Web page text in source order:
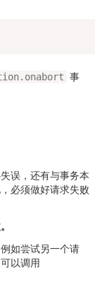
事
误，还有与事务本
必须做好请求失败
如尝试另一个请
以调用